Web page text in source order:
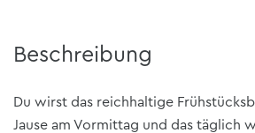
Beschreibung
Du wirst das reichhaltige
Jause am Vormittag und das täglich